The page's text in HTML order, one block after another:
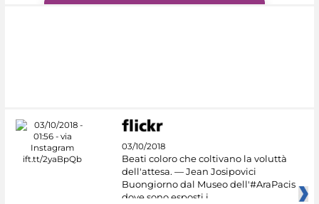
03/10/2018
Beati coloro che coltivano la voluttà
dell'attesa. — Jean Josipovici
Buongiorno dal Museo dell'#AraPacis
dove sono esposti i